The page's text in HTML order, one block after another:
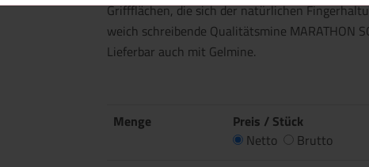
Griffflächen, die sich der natürlichen
weich schreibende Qualitätsmine MARATHON
Lieferbar auch mit Gelmine.
Menge
Preis / Stück
Netto
Brutto